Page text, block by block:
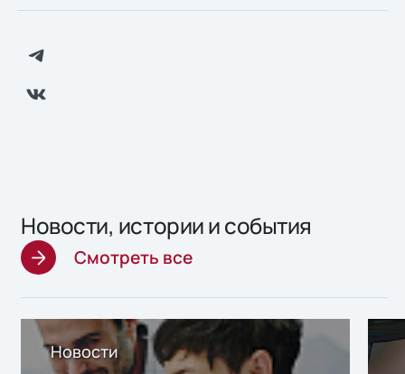
Новости, истории и события
Смотреть все
Новости